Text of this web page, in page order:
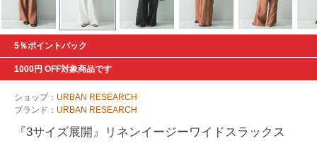
5％ポイントバック
1000円 OFF対象商品です
ショップ： URBAN RESEARCH
ブランド： URBAN RESEARCH
『3サイズ展開』リネンイージーワイドスラックス